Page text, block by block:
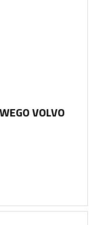
VOLVO